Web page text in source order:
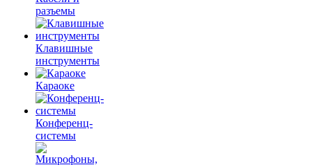
разъемы
Клавишные
инструменты
Караоке
Конференц-
системы